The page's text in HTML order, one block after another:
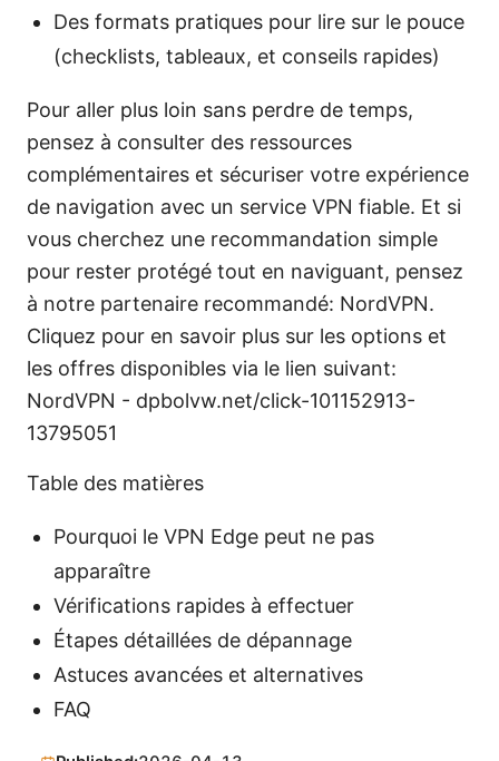
Des formats pratiques pour lire sur le pouce
(checklists, tableaux, et conseils rapides)
Pour aller plus loin sans perdre de temps,
pensez à consulter des ressources
complémentaires et sécuriser votre expérience
de navigation avec un service VPN fiable. Et si
vous cherchez une recommandation simple
pour rester protégé tout en naviguant, pensez
à notre partenaire recommandé: NordVPN.
Cliquez pour en savoir plus sur les options et
les offres disponibles via le lien suivant:
NordVPN - dpbolvw.net/click-101152913-
13795051
Table des matières
Pourquoi le VPN Edge peut ne pas
apparaître
Vérifications rapides à effectuer
Étapes détaillées de dépannage
Astuces avancées et alternatives
FAQ